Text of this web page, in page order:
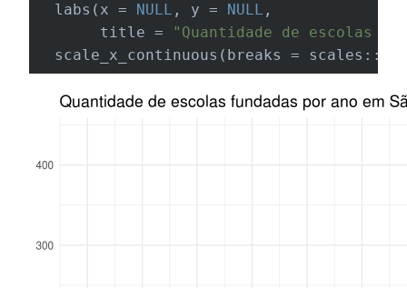
labs (x = NULL , y = NULL ,
       title =
"Quantidade de escolas
scale_x_continuous(breaks =